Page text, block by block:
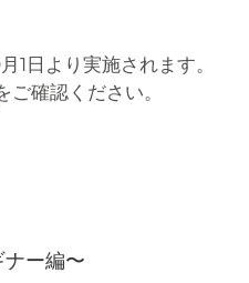
1日より実施されます。
ご確認ください。
ー編〜